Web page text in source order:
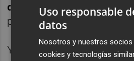
de vino , con las polainas y
perdidas de barro.
Y haciendo memoria,
Uso responsable
datos
Nosotros y nuestros
cookies y tecnologías